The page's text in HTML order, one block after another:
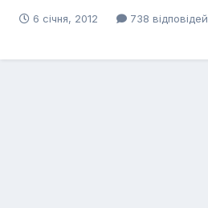
6 січня, 2012 738 відповідей